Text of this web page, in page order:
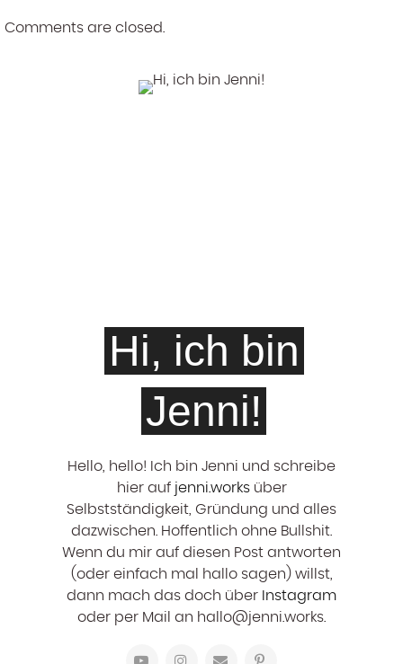
Comments are closed.
Hi, ich bin
Jenni!
Hello, hello! ‍Ich bin Jenni und schreibe
hier auf jenni.worksüber
Selbstständigkeit, Gründung und alles
dazwischen. Hoffentlich ohne Bullshit.
Wenn du mir auf diesen Post antworten
(oder einfach mal hallo sagen) willst,
dann mach das doch über Instagram
oder per Mail an hallo@jenni.works.